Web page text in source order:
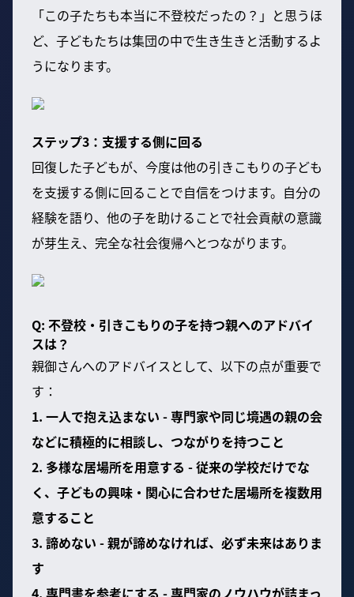
「この子たちも本当に不登校だったの？」と思うほ
ど、子どもたちは集団の中で生き生きと活動するよ
うになります。
ステップ3：支援する側に回る
回復した子どもが、今度は他の引きこもりの子ども
を支援する側に回ることで自信をつけます。自分の
経験を語り、他の子を助けることで社会貢献の意識
が芽生え、完全な社会復帰へとつながります。
Q: 不登校・引きこもりの子を持つ親へのアドバイ
スは？
親御さんへのアドバイスとして、以下の点が重要で
す：
1. 一人で抱え込まない - 専門家や同じ境遇の親の会
などに積極的に相談し、つながりを持つこと
2. 多様な居場所を用意する - 従来の学校だけでな
く、子どもの興味・関心に合わせた居場所を複数用
意すること
3. 諦めない - 親が諦めなければ、必ず未来はありま
す
4. 専門書を参考にする - 専門家のノウハウが詰まっ